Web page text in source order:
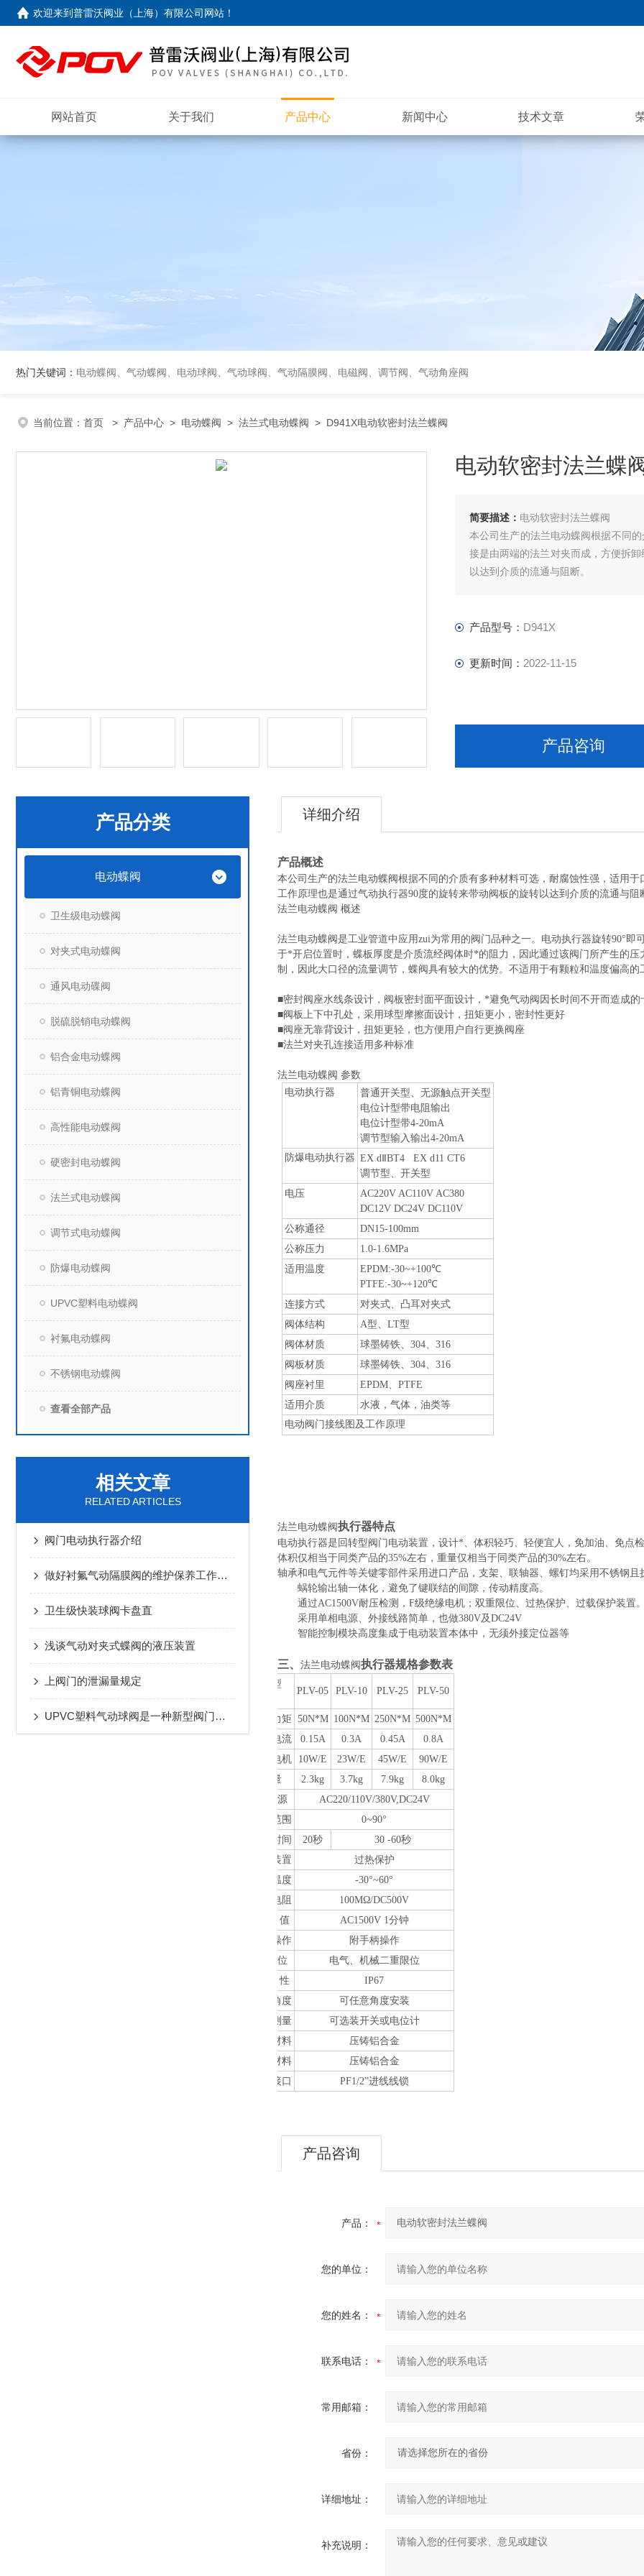
欢迎来到普雷沃阀业（上海）有限公司网站 ！
网站首页 关于我们 产品中心 新闻中心 技术文章
热门关键词： 电动蝶阀、气动蝶阀、电动球阀、气动球阀、气动隔膜阀、电磁阀、调节阀、气动角座阀
当前位置： 首页 > 产品中心 > 电动蝶阀 > 法兰式电动蝶阀 > D941X电动软密封法兰蝶阀
电动软密封法兰蝶
简要描述： 电动软密封法兰蝶阀
本公司生产的法兰电动蝶阀根据不同
接是由两端的法兰对夹而成，方便拆
以达到介质的流通与阻断。
产品型号： D941X
更新时间： 2022-11-15
产品咨询
产品分类
电动蝶阀
卫生级电动蝶阀
对夹式电动蝶阀
通风电动碟阀
脱硫脱销电动蝶阀
铝合金电动蝶阀
铝青铜电动蝶阀
高性能电动蝶阀
硬密封电动蝶阀
法兰式电动蝶阀
调节式电动蝶阀
防爆电动蝶阀
UPVC塑料电动蝶阀
衬氟电动蝶阀
不锈钢电动蝶阀
查看全部产品
相关文章
RELATED ARTICLES
阀门电动执行器介绍
做好衬氟气动隔膜阀的维护保养工作，可以提高其使用寿命！
卫生级快装球阀卡盘直
浅谈气动对夹式蝶阀的液压装置
上阀门的泄漏量规定
UPVC塑料气动球阀是一种新型阀门，其具有以下优点
详细介绍
产品概述
本公司生产的法兰电动蝶阀根据不同的介质有多种材料可选，耐腐蚀性强，适用
工作原理也是通过气动执行器90度的旋转来带动阀板的旋转以达到介质的流通与阻
法兰电动蝶阀 概述
法兰电动蝶阀是工业管道中应用zui为常用的阀门品种之一。电动执行器旋转90°
于*开启位置时，蝶板厚度是介质流经阀体时*的阻力，因此通过该阀门所产生的
制，因此大口径的流量调节，蝶阀具有较大的优势。不适用于有颗粒和温度偏高的
■密封阀座水线条设计，阀板密封面平面设计，*避免气动阀因长时间不开而造成的
■阀板上下中孔处，采用球型摩擦面设计，扭矩更小，密封性更好
■阀座无靠背设计，扭矩更轻，也方便用户自行更换阀座
■法兰对夹孔连接适用多种标准
法兰电动蝶阀 参数
电动执行器
普通开关型、无源触点开关型
电位计型带电阻输出
电位计型带4-20mA
调节型输入输出4-20mA
防爆电动执行器 EX dⅡBT4 EX d11 CT6
调节型、开关型
电压
AC220V AC110V AC380
DC12V DC24V DC110V
公称通径
DN15-100mm
公称压力
1.0-1.6MPa
适用温度
EPDM:-30~+100℃
PTFE:-30~+120℃
连接方式
对夹式、凸耳对夹式
阀体结构
A型、LT型
阀体材质
球墨铸铁、304、316
阀板材质
球墨铸铁、304、316
阀座衬里
EPDM、PTFE
适用介质
水液，气体，油类等
电动阀门接线图及工作原理
法兰电动蝶阀执行器特点
电动执行器是回转型阀门电动装置，设计*、体积轻巧、轻便宜人，免加油、免点
体积仅相当于同类产品的35%左右，重量仅相当于同类产品的30%左右。
轴承和电气元件等关键零部件采用进口产品，支架、联轴器、螺钉均采用不锈钢且
蜗轮输出轴一体化，避免了键联结的间隙，传动精度高。
通过AC1500V耐压检测，F级绝缘电机；双重限位、过热保护、过载保护装置。
采用单相电源、外接线路简单，也做380V及DC24V
智能控制模块高度集成于电动装置本体中，无须外接定位器等
三、 法兰电动蝶阀执行器规格参数表
机型
PLV-05 PLV-10 PLV-25 PLV-50
输出力矩 50N*M 100N*M 250N*M 500N*M
额定电流
0.15A 0.3A 0.45A
0.8A
驱动电机
10W/E 23W/E 45W/E
90W/E
重量
2.3kg 3.7kg 7.9kg 8.0kg
电 源
AC220/110V/380V,DC24V
动作范围
0~90°
动作时间
20秒 30 -60秒
保护装置
过热保护
环境温度
-30°~60°
绝缘电阻
100MΩ/DC500V
耐 压 值
AC1500V 1分钟
手动操作
附手柄操作
限 位
电气、机械二重限位
防 水 性
IP67
安装角度
可任意角度安装
位置测量
可选装开关或电位计
箱体材料
压铸铝合金
盖子材料
压铸铝合金
进线接口
PF1/2”进线线锁
产品咨询
产品：
您的单位：
您的姓名：
联系电话：
常用邮箱：
省份：
详细地址：
补充说明：